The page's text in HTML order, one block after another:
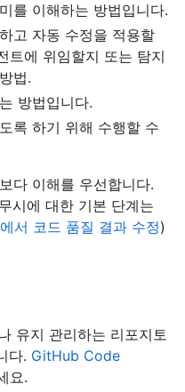
를 이해하는 방법입니다.
고 자동 수정을 적용할
트에 위임할지 또는 탐지
법.
방법입니다.
록 하기 위해 수행할 수
다 이해를 우선합니다.
시에 대한 기본 단계는
서 코드 품질 결과 수정)
유지 관리하는 리포지토
다. GitHub Code
요.